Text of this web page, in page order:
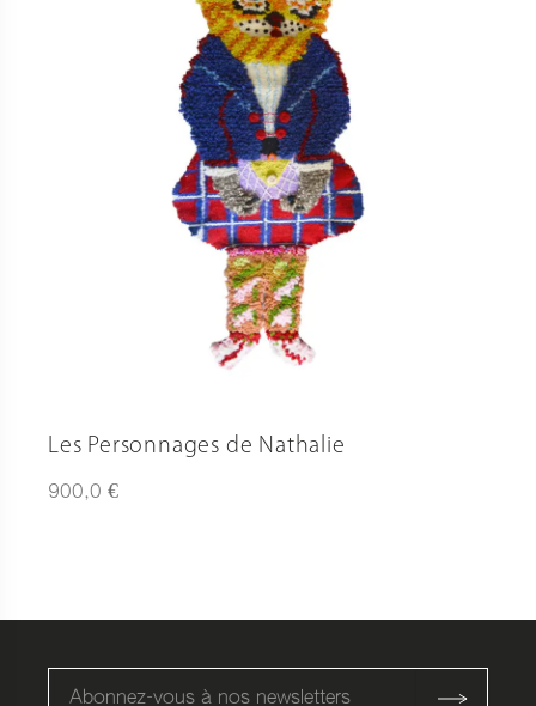
Les Personnages de Nathalie
900,0 €